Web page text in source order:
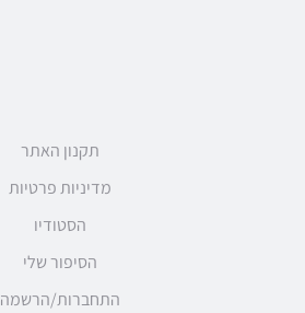
תקנון האתר
מדיניות פרטיות
הסטודיו
הסיפור שלי
התחברות/הרשמה